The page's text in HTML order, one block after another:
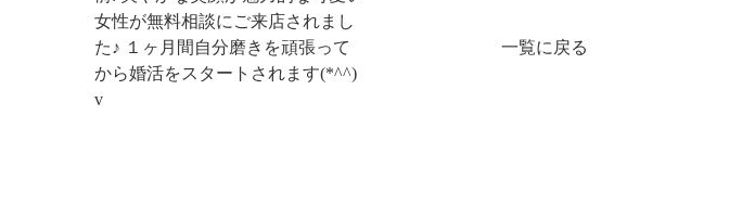
女性が無料相談にご来店されまし
た♪ １ヶ月間自分磨きを頑張って
から婚活をスタートされます(*^^)
v
一覧に戻る